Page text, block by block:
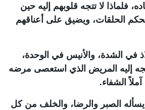
فلماذا لا تتجه قلوبهم إليه حين
الحلقات، ويضيق على أعناقهم
في الشدة، والأنيس في الوحدة،
إليه المريض الذي استعصى مرضه
الشفاء.
يسأله الصبر والرضا، والخلف من كل